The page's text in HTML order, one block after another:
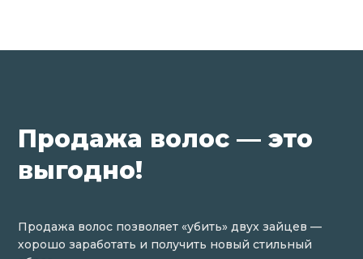
Продажа волос — это
выгодно!
Продажа волос позволяет «убить» двух зайцев —
хорошо заработать и получить новый стильный